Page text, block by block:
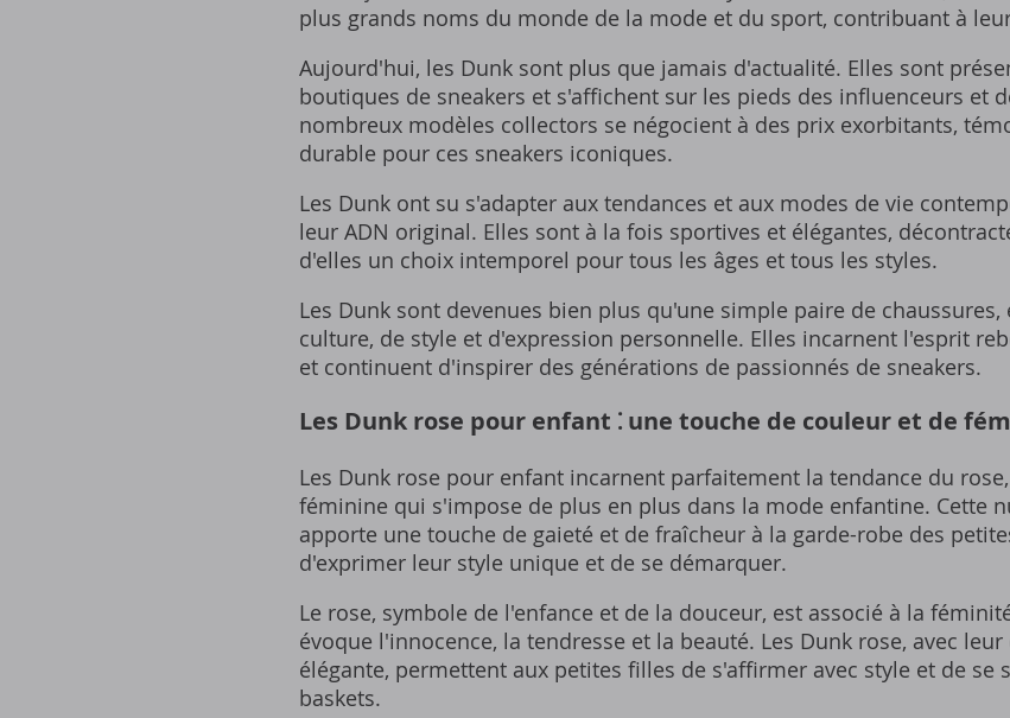
plus grands noms du monde de la mode et du sport, contribuant à
Aujourd'hui, les Dunk sont plus que jamais d'actualité. Elles sont
boutiques de sneakers et s'affichent sur les pieds des influenceurs et
nombreux modèles collectors se négocient à des prix exorbitants,
durable pour ces sneakers iconiques.
Les Dunk ont su s'adapter aux tendances et aux modes de vie
leur ADN original. Elles sont à la fois sportives et élégantes,
d'elles un choix intemporel pour tous les âges et tous les styles.
Les Dunk sont devenues bien plus qu'une simple paire de
culture, de style et d'expression personnelle. Elles incarnent l'esprit
et continuent d'inspirer des générations de passionnés de sneakers.
Les Dunk rose pour enfant ⁚ une touche de couleur et de
Les Dunk rose pour enfant incarnent parfaitement la tendance du
féminine qui s'impose de plus en plus dans la mode enfantine. Cette
apporte une touche de gaieté et de fraîcheur à la garde-robe des
d'exprimer leur style unique et de se démarquer.
Le rose, symbole de l'enfance et de la douceur, est associé à la
évoque l'innocence, la tendresse et la beauté. Les Dunk rose, avec
élégante, permettent aux petites filles de s'affirmer avec style et de se
baskets.